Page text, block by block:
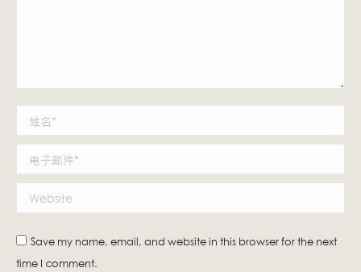
姓名 *
电子邮件 *
Website
Save my name, email, and website in this browser for the next
time I comment.